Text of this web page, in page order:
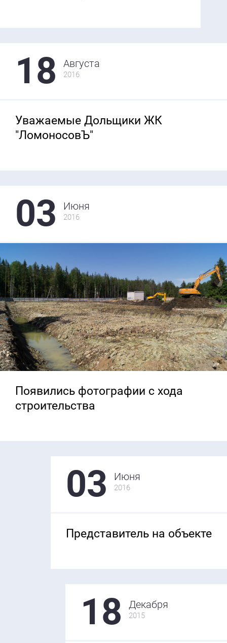
18 Августа
2016
Уважаемые Дольщики ЖК
"ЛомоносовЪ"
03 Июня
2016
Появились фотографии с хода
строительства
03 Июня
2016
Представитель на объекте
18 Декабря
2015